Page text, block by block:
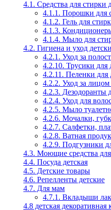
4.1. Средства для стирки
4.1.1. Порошки для
4.1.2. Гель для
4.1.3.
4.1.4. Мыло для
4.2. Гигиена и уход
4.2.1. Уход за
4.2.10. Трусики для
4.2.11. Пеленки для
4.2.2. Уход за
4.2.3. Дезодоранты
4.2.4. Уход для
4.2.5. Мыло
4.2.6. Мочалки,
4.2.7. Салфетки,
4.2.8. Ватная
4.2.9. Подгузники
4.3. Моющие средства
4.4. Посуда детская
4.5. Детские товары
4.6. Репелленты детские
4.7. Для мам
4.7.1. Вкладыши
4.8 детская декоративная